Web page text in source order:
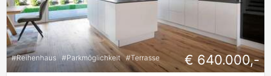
#Reihenhaus #Parkmöglichkeit #Terrasse € 640.000,-